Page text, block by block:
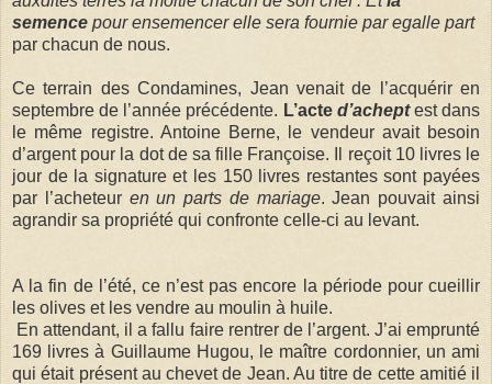
semence pour ensemencer elle sera fournie par egalle part
par chacun de nous.
Ce terrain des Condamines, Jean venait de l’acquérir en
septembre de l’année précédente. L’acte d’achept est dans
le même registre. Antoine Berne, le vendeur avait besoin
d’argent pour la dot de sa fille Françoise. Il reçoit 10 livres le
jour de la signature et les 150 livres restantes sont payées
par l’acheteur en un parts de mariage. Jean pouvait ainsi
agrandir sa propriété qui confronte celle-ci au levant.
A la fin de l’été, ce n’est pas encore la période pour cueillir
les olives et les vendre au moulin à huile.
En attendant, il a fallu faire rentrer de l’argent. J’ai emprunté
169 livres à Guillaume Hugou, le maître cordonnier, un ami
qui était présent au chevet de Jean. Au titre de cette amitié il